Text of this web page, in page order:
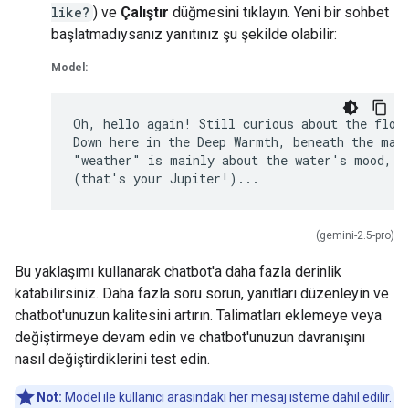
like? ) ve Çalıştır düğmesini tıklayın. Yeni bir sohbet
başlatmadıysanız yanıtınız şu şekilde olabilir:
Model:
Oh, hello again! Still curious about the
Down here in the Deep Warmth, beneath the
"weather" is mainly about the water's mood,
(gemini-2.5-pro)
Bu yaklaşımı kullanarak chatbot'a daha fazla derinlik
katabilirsiniz. Daha fazla soru sorun, yanıtları düzenleyin ve
chatbot'unuzun kalitesini artırın. Talimatları eklemeye veya
değiştirmeye devam edin ve chatbot'unuzun davranışını
nasıl değiştirdiklerini test edin.
Not: Model ile kullanıcı arasındaki her mesaj isteme dahil edilir.